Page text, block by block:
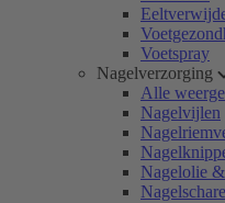
Voetspray
Nagelverzorging
Alle
Nagelvijlen
Nagelolie